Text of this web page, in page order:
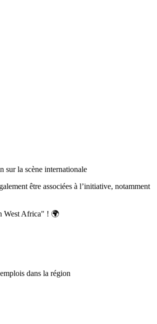
sur la scène internationale
être associées à l’initiative, notamment
West Africa" ! 🌍
dans la région